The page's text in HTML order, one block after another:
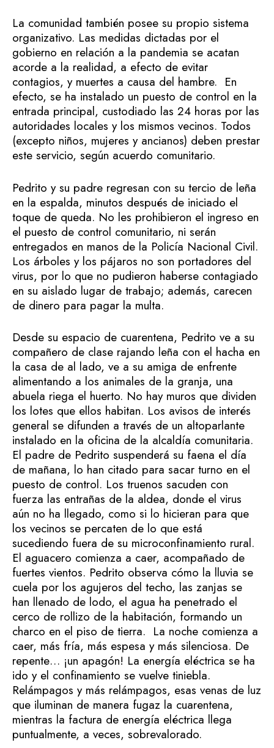
La comunidad también posee su propio sistema
organizativo. Las medidas dictadas por el
gobierno en relación a la pandemia se acatan
acorde a la realidad, a efecto de evitar
contagios, y muertes a causa del hambre. En
efecto, se ha instalado un puesto de control en la
entrada principal, custodiado las 24 horas por las
autoridades locales y los mismos vecinos. Todos
(excepto niños, mujeres y ancianos) deben prestar
este servicio, según acuerdo comunitario.
Pedrito y su padre regresan con su tercio de leña
en la espalda, minutos después de iniciado el
toque de queda. No les prohibieron el ingreso en
el puesto de control comunitario, ni serán
entregados en manos de la Policía Nacional Civil.
Los árboles y los pájaros no son portadores del
virus, por lo que no pudieron haberse contagiado
en su aislado lugar de trabajo; además, carecen
de dinero para pagar la multa.
Desde su espacio de cuarentena, Pedrito ve a su
compañero de clase rajando leña con el hacha en
la casa de al lado, ve a su amiga de enfrente
alimentando a los animales de la granja, una
abuela riega el huerto. No hay muros que dividen
los lotes que ellos habitan. Los avisos de interés
general se difunden a través de un altoparlante
instalado en la oficina de la alcaldía comunitaria.
El padre de Pedrito suspenderá su faena el día
de mañana, lo han citado para sacar turno en el
puesto de control. Los truenos sacuden con
fuerza las entrañas de la aldea, donde el virus
aún no ha llegado, como si lo hicieran para que
los vecinos se percaten de lo que está
sucediendo fuera de su microconfinamiento rural.
El aguacero comienza a caer, acompañado de
fuertes vientos. Pedrito observa cómo la lluvia se
cuela por los agujeros del techo, las zanjas se
han llenado de lodo, el agua ha penetrado el
cerco de rollizo de la habitación, formando un
charco en el piso de tierra. La noche comienza a
caer, más fría, más espesa y más silenciosa. De
repente… ¡un apagón! La energía eléctrica se ha
ido y el confinamiento se vuelve tiniebla.
Relámpagos y más relámpagos, esas venas de luz
que iluminan de manera fugaz la cuarentena,
mientras la factura de energía eléctrica llega
puntualmente, a veces, sobrevalorado.